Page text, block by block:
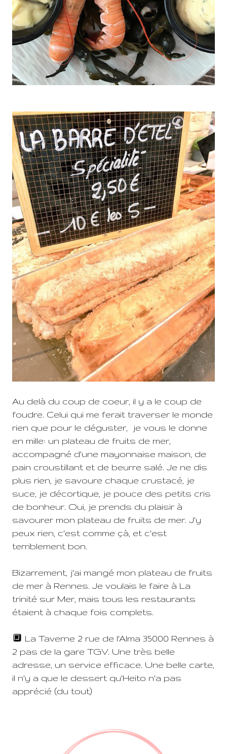
Au delà du coup de coeur, il y a le coup de
foudre. Celui qui me ferait traverser le monde
rien que pour le déguster, je vous le donne
en mille: un plateau de fruits de mer,
accompagné d'une mayonnaise maison, de
pain croustillant et de beurre salé. Je ne dis
plus rien, je savoure chaque crustacé, je
suce, je décortique, je pouce des petits cris
de bonheur. Oui, je prends du plaisir à
savourer mon plateau de fruits de mer. J'y
peux rien, c'est comme çà, et c'est
terriblement bon.
Bizarrement, j'ai mangé mon plateau de fruits
de mer à Rennes. Je voulais le faire à La
trinité sur Mer, mais tous les restaurants
étaient à chaque fois complets.
🔲 La Taverne 2 rue de l'Alma 35000 Rennes à
2 pas de la gare TGV. Une très belle
adresse, un service efficace. Une belle carte,
il n'y a que le dessert qu'Heito n'a pas
apprécié (du tout)